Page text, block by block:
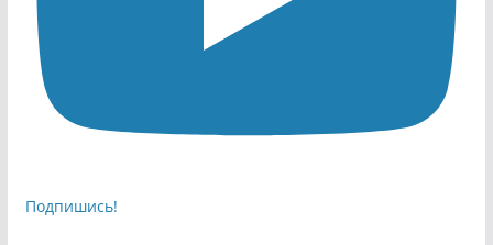
Подпишись!